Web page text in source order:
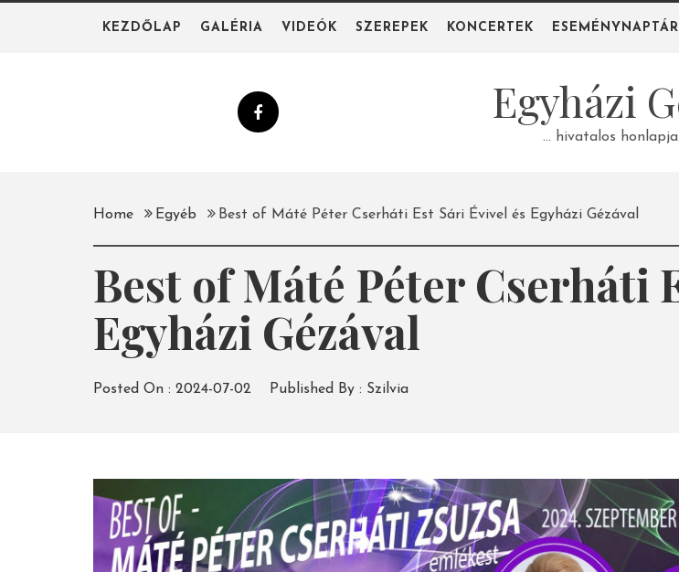
KEZDŐLAP GALÉRIA VIDEÓK SZEREPEK KONCERTEK ESEMÉNYNAPTÁR
Egyházi
… hivatalos
Home Egyéb Best of Máté Péter Cserháti Est Sári Évivel és Egyházi Gézával
Best of Máté Péter Cserháti
Egyházi Gézával
Posted On : 2024-07-02 Published By : Szilvia